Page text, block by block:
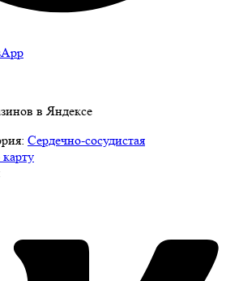
в Яндексе
Сердечно-сосудистая